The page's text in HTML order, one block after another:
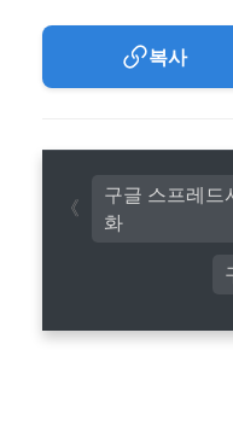
복사
구글 스프레드
화